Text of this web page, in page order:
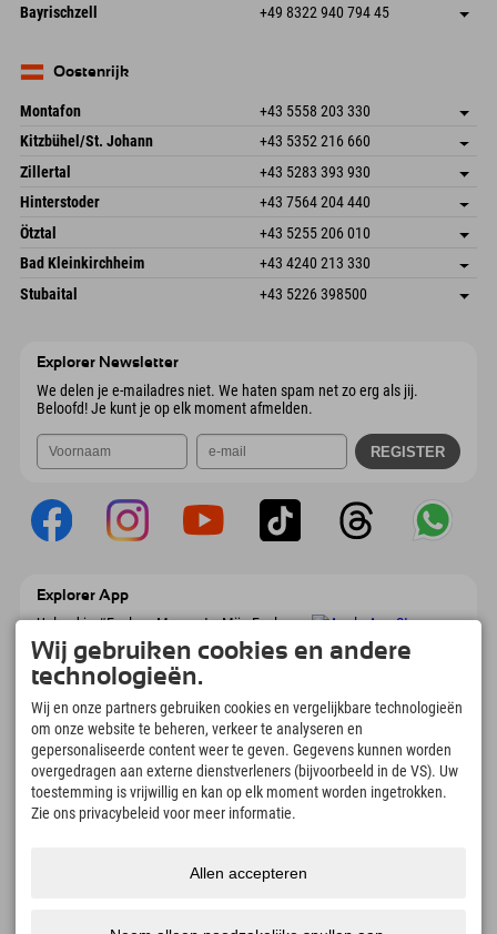
Duitsland
Booking
Frickenstraße 22
82490 Farchant
Adres opslaan
Aankomstinformatie
Bayrischzell +49 8322 940 794 45
Duitsland
Oostenrijk
Montafon +43 5558 203 330
Dorfstr. 127b
6793 Gaschurn/Montafon
Oostenrijk
Adres opslaan
Booking
Kitzbühel/St. Johann +43 5352 216 660
Speckbacherstraße 87
6380 St. Johann in Tirol
Oostenrijk
Adres opslaan
Aankomstinformatie
Booking
Zillertal +43 5283 393 930
Schmiedau 2
Oostenrijk
Adres opslaan
Booking
Hinterstoder +43 7564 204 440
Freizeitpark 10
4573 Hinterstoder
Oostenrijk
Adres opslaan
Aankomstinformatie
Booking
Ötztal +43 5255 206 010
Gscheat 14
Oostenrijk
Adres opslaan
Booking
Bad Kleinkirchheim +43 4240 213 330
Dorfstraße 24
9546 Bad Kleinkirchheim
Adres opslaan
Aankomstinformatie
Stubaital +43 5226 398500
Explorer Newsletter
We delen je e-mailadres niet. We haten spam net zo erg als jij.
Beloofd! Je kunt je op elk moment afmelden.
Explorer App
Upload je #ExplorerMoments, Mijn Explorer
To Go met een boekingsoverzicht, bucketlist,
restaurantoverzicht en nog veel meer.
Download nu!
Tijd voor ontdekkingsmomenten
166
Bergmeren en
avonturenzwembaden
4.634km
Pistes voor skiën en
aan
Wij gebruiken cookies en andere
technologieën.
Wij en onze partners gebruiken cookies en vergelijkbare technologieën
om onze website te beheren, verkeer te analyseren en
gepersonaliseerde content weer te geven. Gegevens kunnen worden
overgedragen aan externe dienstverleners (bijvoorbeeld in de VS). Uw
toestemming is vrijwillig en kan op elk moment worden ingetrokken.
Zie ons privacybeleid voor meer informatie.
Allen accepteren